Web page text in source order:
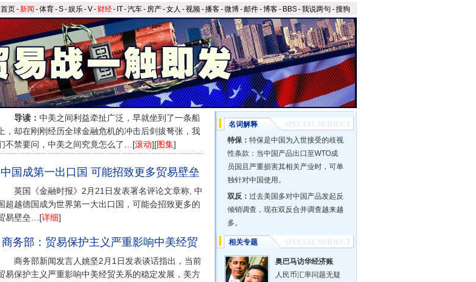
页-新闻 -体育-S-娱乐-V- 财经- IT-汽车- 房产-女人 -视频-播客-微博-邮件-博客- BBS-我说两句 -搜狗
导读： 中美之间利益牵扯广泛，早就坐到了一条船
上，却在刚刚经历全球金融危机的冲击后剑拔弩张，我
不禁要问，中美之间究竟怎么了…[滚动][图集]
中国成第一出口国 可能招致更多贸易壁垒
英国《金融时报》2月21日发表署名评论文章称, 中
超越德国成为世界第一大出口国，可能会招致更多的
易壁垒…[详细]
商务部：贸易保护主义严重影响中美经贸
商务部新闻发言人姚坚2月1日发表谈话指出，当前
易保护主义严重影响中美经贸关系的稳定发展，美方
SPECIAL SUBJECT
名词解释
特保： 特保是中国为入世接受的歧视
性条款：当中国产品出口至WTO成
员国且严重损害其相关产业时，可单
独针对中国使用。
双反： 过去美国多对中国产品发起反
倾销调查，现在双反合并调查越来越
多。
SPECIAL SUBJECT
相关专题
奥巴马访华经济账
人民币汇率问题无疑